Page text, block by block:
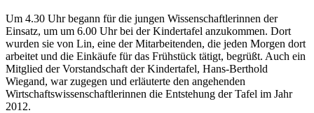
Um 4.30 Uhr begann für die jungen Wissenschaftlerinnen der
Einsatz, um um 6.00 Uhr bei der Kindertafel anzukommen. Dort
wurden sie von Lin, eine der Mitarbeitenden, die jeden Morgen dort
arbeitet und die Einkäufe für das Frühstück tätigt, begrüßt. Auch ein
Mitglied der Vorstandschaft der Kindertafel, Hans-Berthold
Wiegand, war zugegen und erläuterte den angehenden
Wirtschaftswissenschaftlerinnen die Entstehung der Tafel im Jahr
2012.